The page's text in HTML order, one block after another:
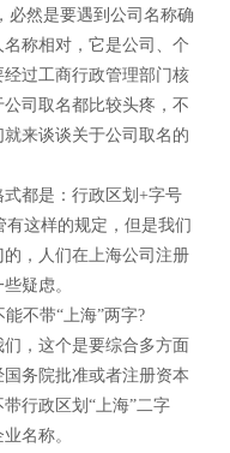
然是要遇到公司名称确
称相对，它是公司、个
过工商行政管理部门核
司取名都比较头疼，不
来谈谈关于公司取名的
都是：行政区划+字号
这样的规定，但是我们
，人们在上海公司注册
疑虑。
不带“上海”两字?
，这个是要综合多方面
务院批准或者注册资本
行政区划“上海”二字
名称。